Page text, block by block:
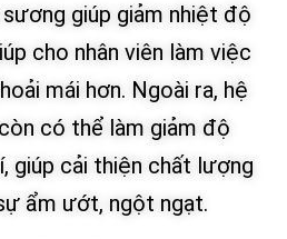
giúp giảm nhiệt độ
cho nhân viên làm việc
mái hơn. Ngoài ra, hệ
có thể làm giảm độ
giúp cải thiện chất lượng
ẩm ướt, ngột ngạt.